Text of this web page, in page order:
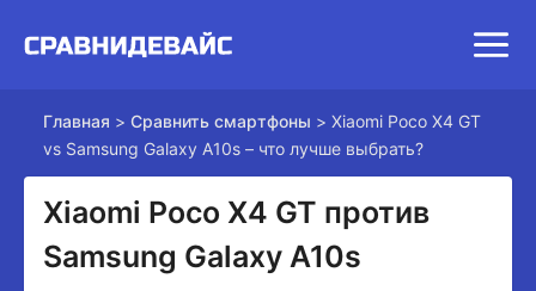
Главная > Сравнить смартфоны > Xiaomi Poco X4 GT
vs Samsung Galaxy A10s – что лучше выбрать?
Xiaomi Poco X4 GT против
Samsung Galaxy A10s